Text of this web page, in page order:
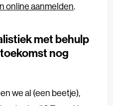
online aanmelden.
met behulp
nog
we al (een beetje),